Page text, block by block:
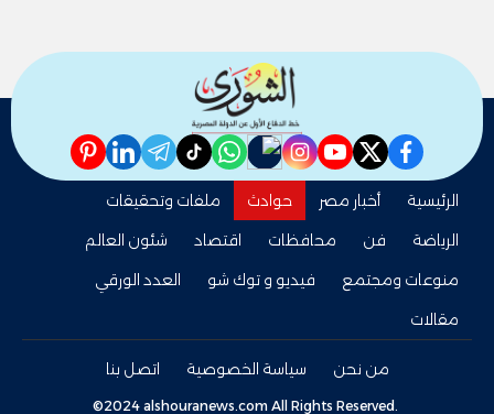
facebook
twitter
youtube
instagram
nabd
whatsapp
tiktok
telegram
linkedin
pinterest
الرئيسية أخبار مصر حوادث
ملفات وتحقيقات
الرياضة
فن محافظات اقتصاد
شئون العالم
منوعات ومجتمع
فيديو و توك شو
العدد الورقي
مقالات
من نحن سياسة الخصوصية اتصل بنا
©2024 alshouranews.com All Rights Reserved.